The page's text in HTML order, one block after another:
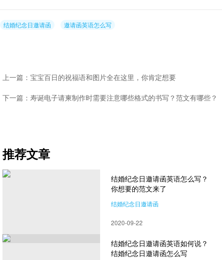
结婚纪念日邀请函 邀请函英语怎么写
上一篇：宝宝百日的祝福语和图片全在这里，你肯定想要
下一篇：寿诞电子请柬制作时需要注意哪些格式的书写？范文有哪些？
推荐文章
结婚纪念日邀请函英语怎么写？
你想要的范文来了
结婚纪念日邀请函
2020-09-22
结婚纪念日邀请函英语如何说？
结婚纪念日邀请函怎么写